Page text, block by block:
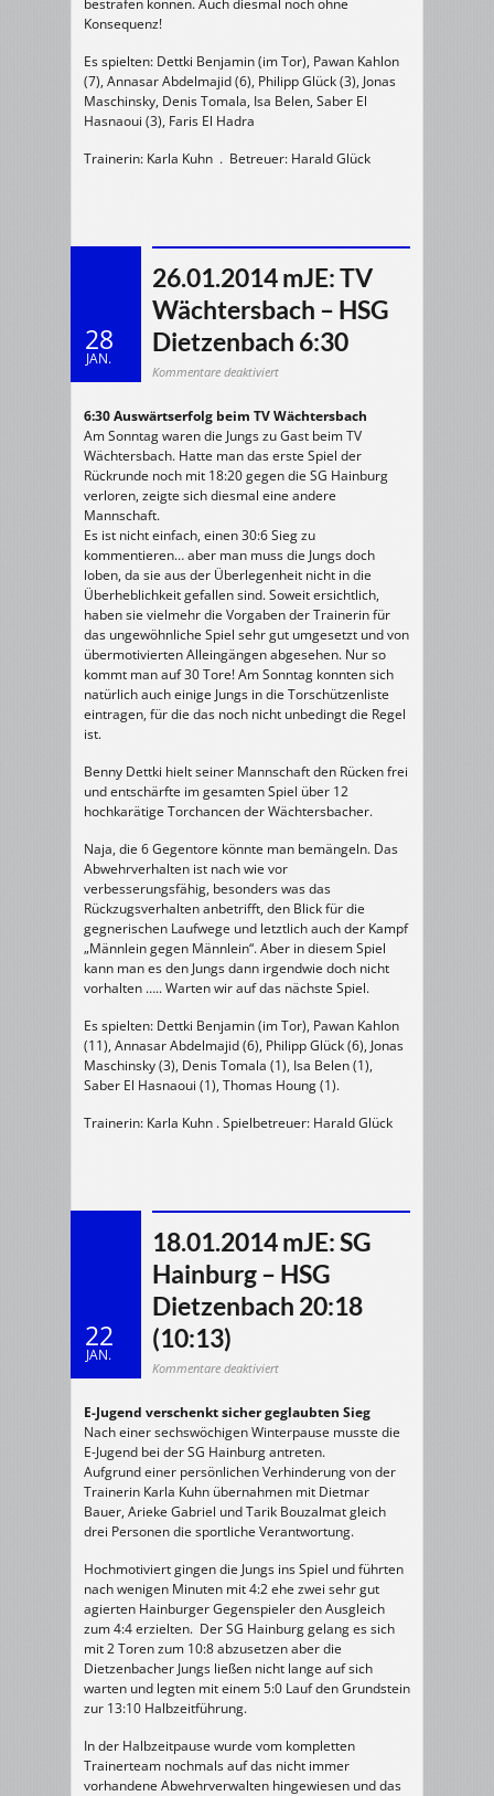
bestrafen können. Auch diesmal noch ohne
Konsequenz!
Es spielten: Dettki Benjamin (im Tor), Pawan Kahlon
(7), Annasar Abdelmajid (6), Philipp Glück (3), Jonas
Maschinsky, Denis Tomala, Isa Belen, Saber El
Hasnaoui (3), Faris El Hadra
Trainerin: Karla Kuhn . Betreuer: Harald Glück
28
JAN.
26.01.2014 mJE: TV
Wächtersbach – HSG
Dietzenbach 6:30
Kommentare deaktiviertfür
Wächtersbach
–
HSG
Dietzenbach
6:30
6:30 Auswärtserfolg beim TV Wächtersbach
Am Sonntag waren die Jungs zu Gast beim TV
Wächtersbach. Hatte man das erste Spiel der
Rückrunde noch mit 18:20 gegen die SG Hainburg
verloren, zeigte sich diesmal eine andere
Mannschaft.
Es ist nicht einfach, einen 30:6 Sieg zu
kommentieren… aber man muss die Jungs doch
loben, da sie aus der Überlegenheit nicht in die
Überheblichkeit gefallen sind. Soweit ersichtlich,
haben sie vielmehr die Vorgaben der Trainerin für
das ungewöhnliche Spiel sehr gut umgesetzt und von
übermotivierten Alleingängen abgesehen. Nur so
kommt man auf 30 Tore! Am Sonntag konnten sich
natürlich auch einige Jungs in die Torschützenliste
eintragen, für die das noch nicht unbedingt die Regel
ist.
Benny Dettki hielt seiner Mannschaft den Rücken frei
und entschärfte im gesamten Spiel über 12
hochkarätige Torchancen der Wächtersbacher.
Naja, die 6 Gegentore könnte man bemängeln. Das
Abwehrverhalten ist nach wie vor
verbesserungsfähig, besonders was das
Rückzugsverhalten anbetrifft, den Blick für die
gegnerischen Laufwege und letztlich auch der Kampf
„Männlein gegen Männlein“. Aber in diesem Spiel
kann man es den Jungs dann irgendwie doch nicht
vorhalten ….. Warten wir auf das nächste Spiel.
Es spielten: Dettki Benjamin (im Tor), Pawan Kahlon
(11), Annasar Abdelmajid (6), Philipp Glück (6), Jonas
Maschinsky (3), Denis Tomala (1), Isa Belen (1),
Saber El Hasnaoui (1), Thomas Houng (1).
Trainerin: Karla Kuhn . Spielbetreuer: Harald Glück
22
JAN.
18.01.2014 mJE: SG
Hainburg – HSG
Dietzenbach 20:18
(10:13)
Kommentare deaktiviertfür
Hainburg
–
HSG
Dietzenbach
20:18
(10:13)
E-Jugend verschenkt sicher geglaubten Sieg
Nach einer sechswöchigen Winterpause musste die
E-Jugend bei der SG Hainburg antreten.
Aufgrund einer persönlichen Verhinderung von der
Trainerin Karla Kuhn übernahmen mit Dietmar
Bauer, Arieke Gabriel und Tarik Bouzalmat gleich
drei Personen die sportliche Verantwortung.
Hochmotiviert gingen die Jungs ins Spiel und führten
nach wenigen Minuten mit 4:2 ehe zwei sehr gut
agierten Hainburger Gegenspieler den Ausgleich
zum 4:4 erzielten. Der SG Hainburg gelang es sich
mit 2 Toren zum 10:8 abzusetzen aber die
Dietzenbacher Jungs ließen nicht lange auf sich
warten und legten mit einem 5:0 Lauf den Grundstein
zur 13:10 Halbzeitführung.
In der Halbzeitpause wurde vom kompletten
Trainerteam nochmals auf das nicht immer
vorhandene Abwehrverwalten hingewiesen und das